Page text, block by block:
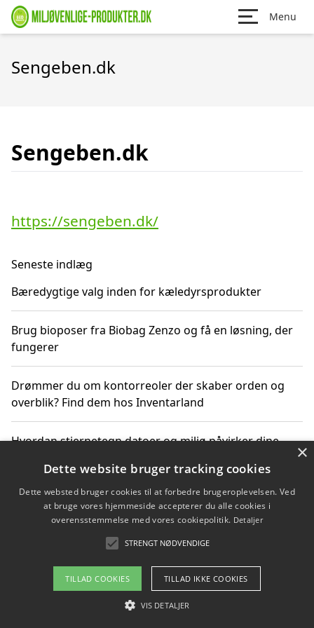
Menu
Sengeben.dk
Sengeben.dk
https://sengeben.dk/
Seneste indlæg
Bæredygtige valg inden for kæledyrsprodukter
Brug bioposer fra Biobag Zenzo og få en løsning, der
fungerer
Drømmer du om kontorreoler der skaber orden og
overblik? Find dem hos Inventarland
Hvordan stjernetegn datoer og miljø påvirker dine
Bæredygtige gadgets til en grønnere hverdag
Om / kontakt
Blog Betingelser
×
Dette website bruger tracking cookies
Dette websted bruger cookies til at forbedre brugeroplevelsen. Ved
at bruge vores hjemmeside accepterer du alle cookies i
overensstemmelse med vores cookiepolitik. Detaljer
STRENGT NØDVENDIGE
TILLAD COOKIES TILLAD IKKE COOKIES
VIS DETALJER